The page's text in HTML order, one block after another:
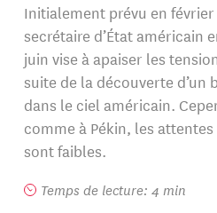
Initialement prévu en
secrétaire d’État américain
juin vise à apaiser les
suite de la découverte d’un
dans le ciel américain.
comme à Pékin, les
sont faibles.
Temps de lecture: 4 min